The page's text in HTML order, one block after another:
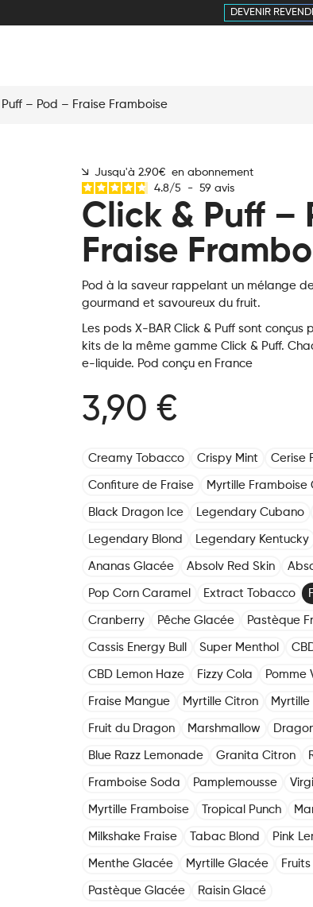
DEVENIR
– Pod – Fraise Framboise
Jusqu'à 2.90€ en abonnement
4.8/5 - 59 avis
Click & Puff –
Fraise
Pod à la saveur rappelant un mélange
gourmand et savoureux du fruit.
Les pods X-BAR Click & Puff sont conçus
kits de la même gamme Click & Puff.
e-liquide. Pod conçu en France
3,90 €
Creamy Tobacco Crispy Mint Cerise
Confiture de Fraise Myrtille Framboise
Black Dragon Ice Legendary Cubano
Legendary Blond Legendary Kentucky
Ananas Glacée Absolv Red Skin
Pop Corn Caramel Extract Tobacco
Cranberry Pêche Glacée Pastèque
Cassis Energy Bull Super Menthol
CBD Lemon Haze Fizzy Cola Pomme
Fraise Mangue Myrtille Citron
Fruit du Dragon Marshmallow
Blue Razz Lemonade Granita Citron
Framboise Soda Pamplemousse
Myrtille Framboise Tropical Punch
Milkshake Fraise Tabac Blond Pink
Menthe Glacée Myrtille Glacée
Pastèque Glacée Raisin Glacé